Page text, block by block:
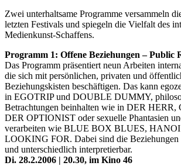
Zwei unterhaltsame Programme versammeln
letzten Festivals und spiegeln die Vielfalt des
Medienkunst-Schaffens.
Programm 1: Offene Beziehungen – Public
Das Programm präsentiert neun Arbeiten
die sich mit persönlichen, privaten und
Beziehungskisten beschäftigen. Das kann
in EGOTRIP und DOUBLE DUMMY,
Betrachtungen beinhalten wie in DER
DER OPTIONIST oder sexuelle Phantasien
verarbeiten wie BLUE BOX BLUES,
LOOKING FOR. Dabei sind die Beziehungen
und unterschiedlich interpretierbar.
Di. 28.2.2006 | 20.30, im Kino 46